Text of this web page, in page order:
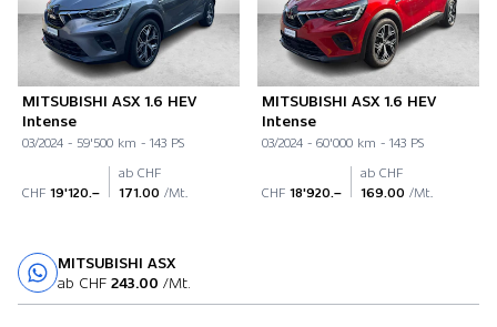
MITSUBISHI ASX 1.6 HEV
Intense
03/2024 - 59'500 km - 143 PS
CHF 19'120.–
ab CHF
171.00 /Mt.
MITSUBISHI ASX 1.6 HEV
Intense
03/2024 - 60'000 km - 143 PS
CHF 18'920.–
ab CHF
169.00 /Mt.
MITSUBISHI ASX
ab CHF 243.00 /Mt.